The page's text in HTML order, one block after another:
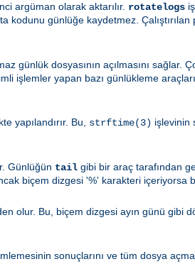
argüman olarak aktarılır. rotatelogs
kodunu günlüğe kaydetmez. Çalıştırılan
günlük dosyasının açılmasını sağlar.
işlemler yapan bazı günlükleme
yapılandırır. Bu, strftime(3) işlevinin
Günlüğün tail gibi bir araç tarafından
biçem dizgesi '%' karakteri içeriyorsa
olur. Bu, biçem dizgesi ayın günü gibi
sonuçlarını ve tüm dosya